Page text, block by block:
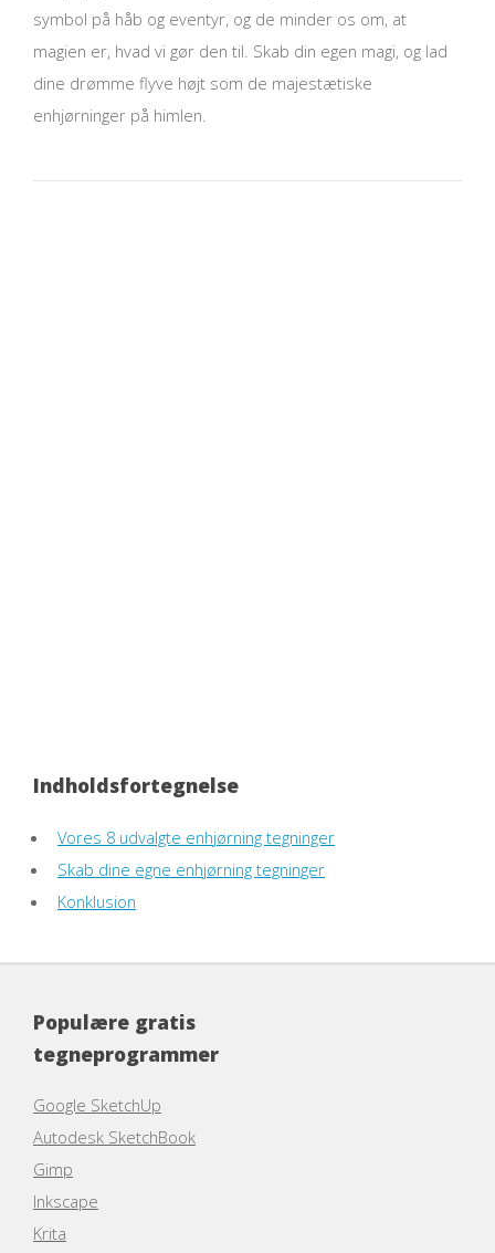
symbol på håb og eventyr, og de minder os om, at
magien er, hvad vi gør den til. Skab din egen magi, og lad
dine drømme flyve højt som de majestætiske
enhjørninger på himlen.
Indholdsfortegnelse
Vores 8 udvalgte enhjørning tegninger
Skab dine egne enhjørning tegninger
Konklusion
Populære gratis
tegneprogrammer
Google SketchUp
Autodesk SketchBook
Gimp
Inkscape
Krita